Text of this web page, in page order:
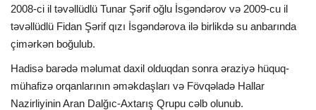
İKT
2008-ci il təvəllüdlü Tunar Şərif oğlu İsgəndərov və 2009-cu il
təvəllüdlü Fidan Şərif qızı İsgəndərova ilə birlikdə su anbarında
çimərkən boğulub.
Hadisə barədə məlumat daxil olduqdan sonra əraziyə hüquq-
mühafizə orqanlarının əməkdaşları və Fövqəladə Hallar
Nazirliyinin Aran Dalğıc-Axtarış Qrupu cəlb olunub.